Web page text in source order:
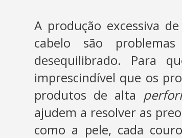
A produção excessiva
cabelo são
desequilibrado. Para
imprescindível que os
produtos de alta
ajudem a resolver as
como a pele, cada